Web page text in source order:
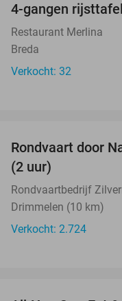
4-gangen
Restaurant Merlina
Breda
Verkocht: 32
Rondvaart door
(2 uur)
Rondvaartbedrijf
Drimmelen (10 km)
Verkocht: 2.724